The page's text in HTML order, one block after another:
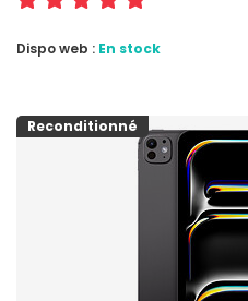
Dispo web : En stock
Reconditionné